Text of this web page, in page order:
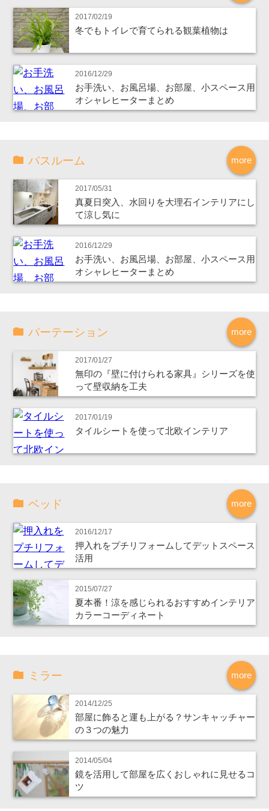
2017/02/19
冬でもトイレで育てられる観葉植物は
2016/12/29
お手洗い、お風呂場、お部屋、小スペース用
オシャレヒーターまとめ
more
バスルーム
2017/05/31
真夏日突入、水回りを大理石インテリアにし
て涼し気に
2016/12/29
お手洗い、お風呂場、お部屋、小スペース用
オシャレヒーターまとめ
more
パーテーション
2017/01/27
無印の『壁に付けられる家具』シリーズを使
って壁収納を工夫
2017/01/19
タイルシートを使って北欧インテリア
more
ベッド
2016/12/17
押入れをプチリフォームしてデットスペース
活用
2015/07/27
夏本番！涼を感じられるおすすめインテリア
カラーコーディネート
more
ミラー
2014/12/25
部屋に飾ると運も上がる？サンキャッチャー
の３つの魅力
2014/05/04
鏡を活用して部屋を広くおしゃれに見せるコ
ツ